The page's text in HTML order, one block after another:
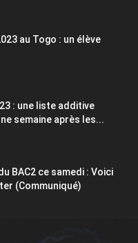
au Togo : un élève
: une liste additive
semaine après les...
BAC2 ce samedi : Voici
(Communiqué)